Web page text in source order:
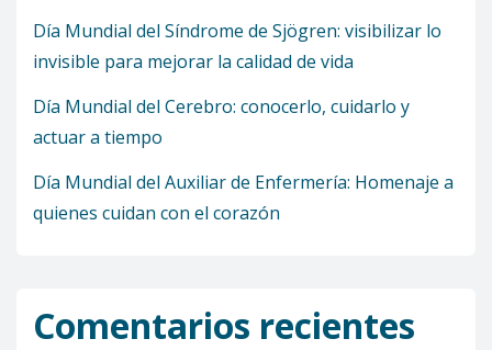
Día Mundial del Síndrome de Sjögren: visibilizar lo
invisible para mejorar la calidad de vida
Día Mundial del Cerebro: conocerlo, cuidarlo y
actuar a tiempo
Día Mundial del Auxiliar de Enfermería: Homenaje a
quienes cuidan con el corazón
Comentarios recientes